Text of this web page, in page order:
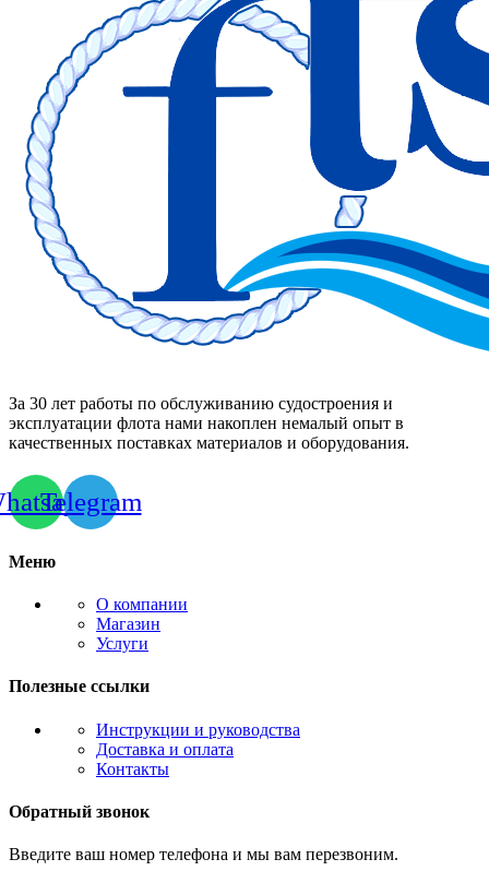
За 30 лет работы по обслуживанию судостроения и
эксплуатации флота нами накоплен немалый опыт в
качественных поставках материалов и оборудования.
Telegram
Меню
О компании
Магазин
Услуги
Полезные ссылки
Инструкции и руководства
Доставка и оплата
Контакты
Обратный звонок
Введите ваш номер телефона и мы вам перезвоним.